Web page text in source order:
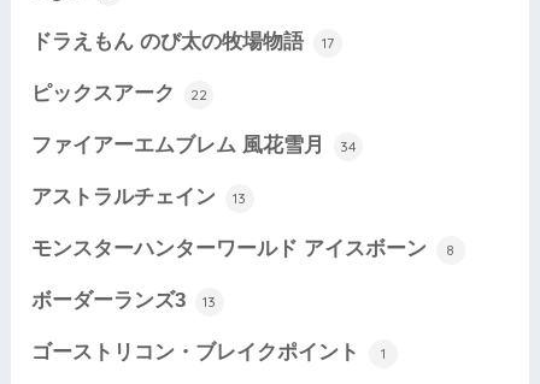
ドラえもん のび太の牧場物語 17
ピックスアーク 22
ファイアーエムブレム 風花雪月 34
アストラルチェイン 13
モンスターハンターワールド アイスボーン 8
ボーダーランズ3 13
ゴーストリコン・ブレイクポイント 1